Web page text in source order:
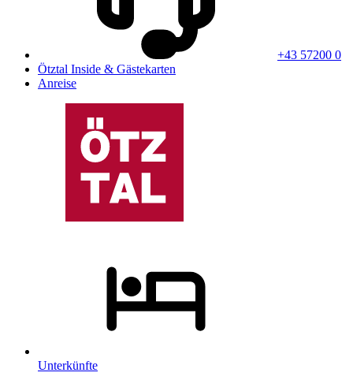
+43 57200 0
Ötztal Inside & Gästekarten
Anreise
Unterkünfte